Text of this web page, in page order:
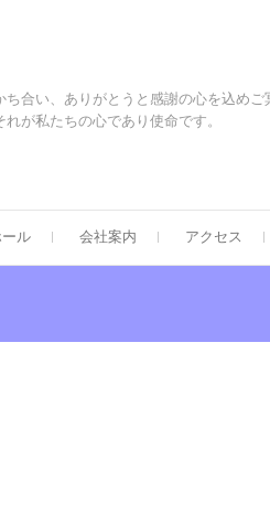
合い、ありがとうと感謝の心を込め
が私たちの心であり使命です。
ル 会社案内 アクセス